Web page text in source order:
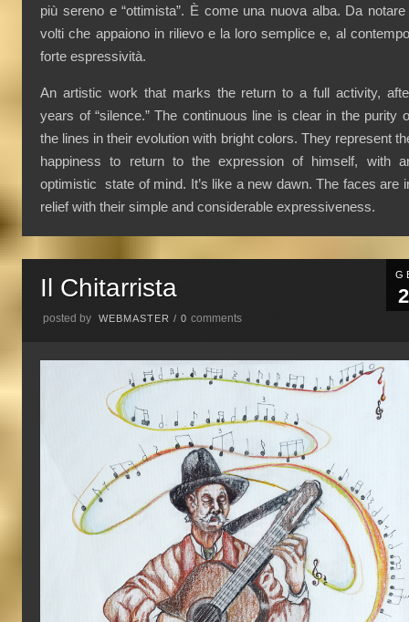
più sereno e “ottimista”. È come una nuova alba. Da notare
volti che appaiono in rilievo e la loro semplice e, al
forte espressività.
An artistic work that marks the return to a full activity,
years of “silence.” The continuous line is clear in the purity
the lines in their evolution with bright colors. They represent
happiness to return to the expression of himself, with
optimistic state of mind. It’s like a new dawn. The faces are
relief with their simple and considerable expressiveness.
Il Chitarrista
posted by WEBMASTER /0comments